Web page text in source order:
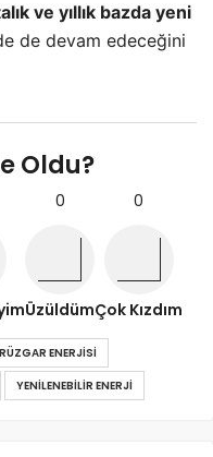
ve yıllık bazda yeni
de devam edeceğini
Oldu?
0
Üzüldüm
0
Çok Kızdım
RÜZGAR ENERJISI
YENILENEBILIR ENERJI